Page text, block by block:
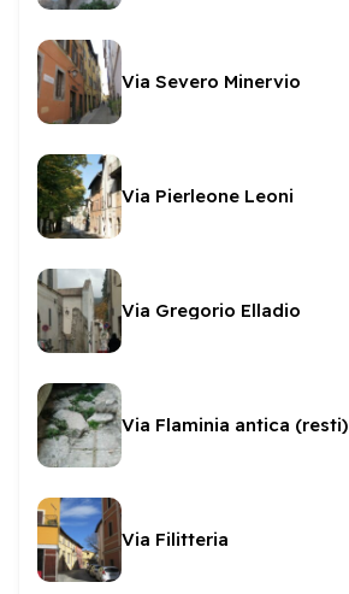
Via Severo Minervio
Via Pierleone Leoni
Via Gregorio Elladio
Via Flaminia antica (resti)
Via Filitteria